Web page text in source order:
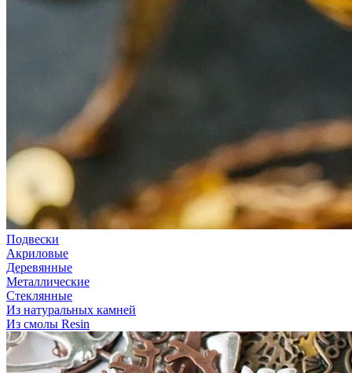
Подвески
Акриловые
Деревянные
Металлические
Стеклянные
Из натуральных камней
Из смолы Resin